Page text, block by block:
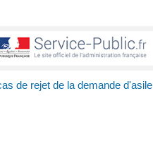
de rejet de la demande d'asile